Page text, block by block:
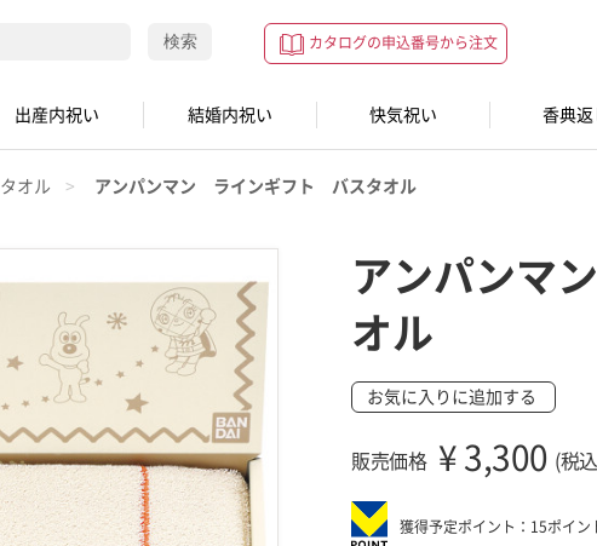
カタログの申込番号から注文
検索
出産内祝い 結婚内祝い 快気祝い 香典返
タオル アンパンマン ラインギフト バスタオル
アンパンマ
オル
お気に入りに追加する
販売価格 ¥ 3,300 (税
獲得予定ポイント：15ポイン